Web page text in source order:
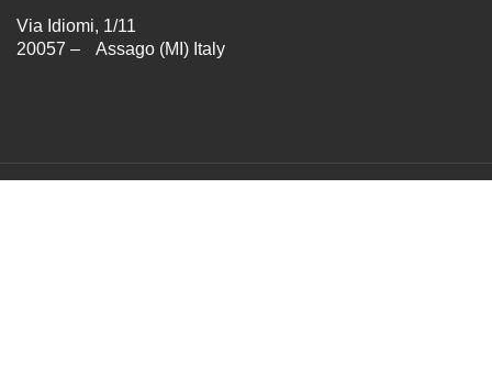
Via Idiomi, 1/11
20057 – Assago (MI) Italy